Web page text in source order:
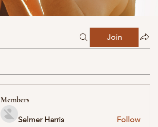
Join
Members
Selmer Harris Follow